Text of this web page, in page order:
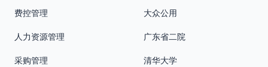
费控管理
人力资源管理
采购管理
大众公用
广东省二院
清华大学